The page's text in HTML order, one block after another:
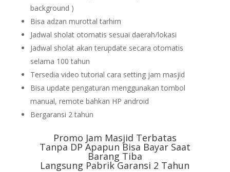
background )
Bisa adzan murottal tarhim
Jadwal sholat otomatis sesuai daerah/lokasi
Jadwal sholat akan terupdate secara otomatis
selama 100 tahun
Tersedia video tutorial cara setting jam masjid
Bisa update pengaturan menggunakan tombol
manual, remote bahkan HP android
Bergaransi 2 tahun
Promo Jam Masjid Terbatas
Tanpa DP Apapun Bisa Bayar Saat
Barang Tiba
Langsung Pabrik Garansi 2 Tahun